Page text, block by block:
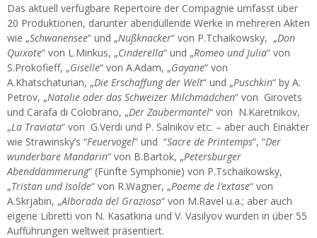
Das aktuell verfügbare Repertoire der Compagnie umfasst über
20 Produktionen, darunter abendüllende Werke in mehreren Akten
wie „Schwanensee“ und „Nußknacker“ von P.Tchaikowsky, „Don
Quixote“ von L.Minkus, „Cin­derella“ und „Romeo und Julia“ von
S.Prokofieff, „Giselle“ von A.Adam, „Gayane“ von
A.Khatschaturian, „Die Erschaffung der Welt“ und „Puschkin“ by A.
Petrov, „Natalie oder das Schweizer Milchmädchen” von Girovets
und Carafa di Colobrano, „Der Zaubermantel“ von N.Karetnikov,
„La Traviata“ von G.Verdi und P. Salnikov etc. – aber auch Einakter
wie Strawinsky’s “Feuervogel” und “Sacre de Printemps”, “Der
wunderbare Mandarin“ von B.Bartok, „Petersburger
Abenddämmerung“ (Fünfte Symphonie) von P.Tschaikowsky,
„Tristan und Isolde“ von R.Wagner, „Poeme de l’extase“ von
A.Skrjabin, „Alborada del Grazioso“ von M.Ravel u.a.; aber auch
eigene Libretti von N. Kasatkina und V. Vasilyov wurden in über 55
Aufführungen weltweit präsentiert.